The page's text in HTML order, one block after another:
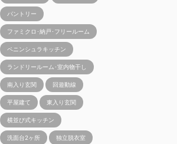
パントリー
ファミクロ･納戸･フリールーム
ペニンシュラキッチン
ランドリールーム･室内物干し
南入り玄関 回遊動線
平屋建て 東入り玄関
横並び式キッチン
洗面台2ヶ所 独立脱衣室